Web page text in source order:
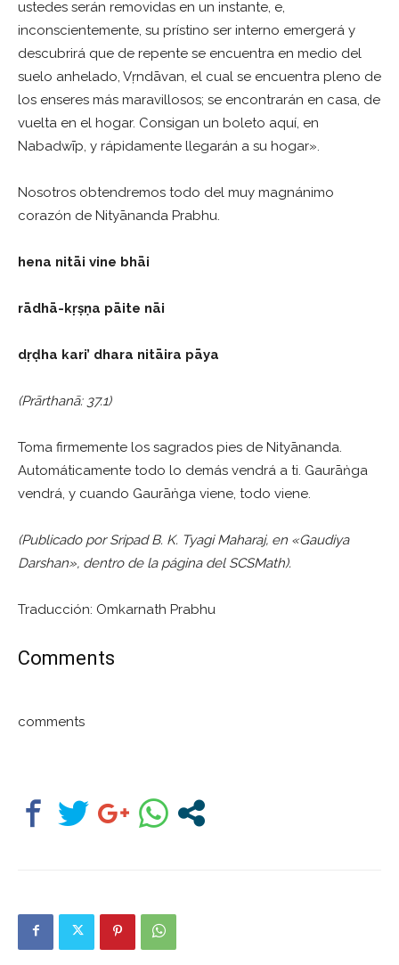
ustedes serán removidas en un instante, e,
inconscientemente, su prístino ser interno emergerá y
descubrirá que de repente se encuentra en medio del
suelo anhelado, Vṛndāvan, el cual se encuentra pleno de
los enseres más maravillosos; se encontrarán en casa, de
vuelta en el hogar. Consigan un boleto aquí, en
Nabadwīp, y rápidamente llegarán a su hogar».
Nosotros obtendremos todo del muy magnánimo
corazón de Nityānanda Prabhu.
hena nitāi vine bhāi
rādhā-kṛṣṇa pāite nāi
dṛḍha kari’ dhara nitāira pāya
(Prārthanā: 37.1)
Toma firmemente los sagrados pies de Nityānanda.
Automáticamente todo lo demás vendrá a ti. Gaurāṅga
vendrá, y cuando Gaurāṅga viene, todo viene.
(Publicado por Sripad B. K. Tyagi Maharaj, en «Gaudiya
Darshan», dentro de la página del SCSMath).
Traducción: Omkarnath Prabhu
Comments
comments